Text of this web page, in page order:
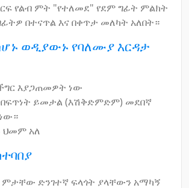
የልብ ምት "የተለመደ" የደም ግፊት ምልክት
በተናጥል እና በቀጥታ መለካት አለበት።
ወዲያውኑ የባለሙያ እርዳታ
እያጋጠመዎት ነው
ይመታል (እሽቅድምድም) መደበኛ
ህመም አለ
ምታቸው ድንገተኛ ፍላጎት ያላቸውን አማካኝ